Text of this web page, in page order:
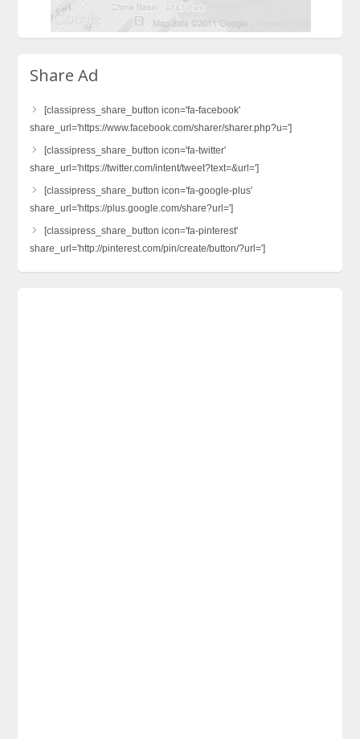
Share Ad
[classipress_share_button icon='fa-facebook'
share_url='https://www.facebook.com/sharer/sharer.php?u=']
[classipress_share_button icon='fa-twitter'
share_url='https://twitter.com/intent/tweet?text=&url=']
[classipress_share_button icon='fa-google-plus'
share_url='https://plus.google.com/share?url=']
[classipress_share_button icon='fa-pinterest'
share_url='http://pinterest.com/pin/create/button/?url=']